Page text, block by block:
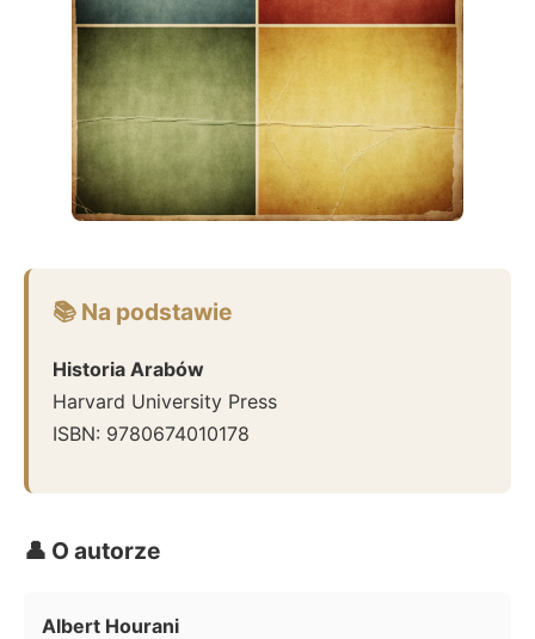
📚 Na podstawie
Historia Arabów
Harvard University Press
ISBN: 9780674010178
👤 O autorze
Albert Hourani